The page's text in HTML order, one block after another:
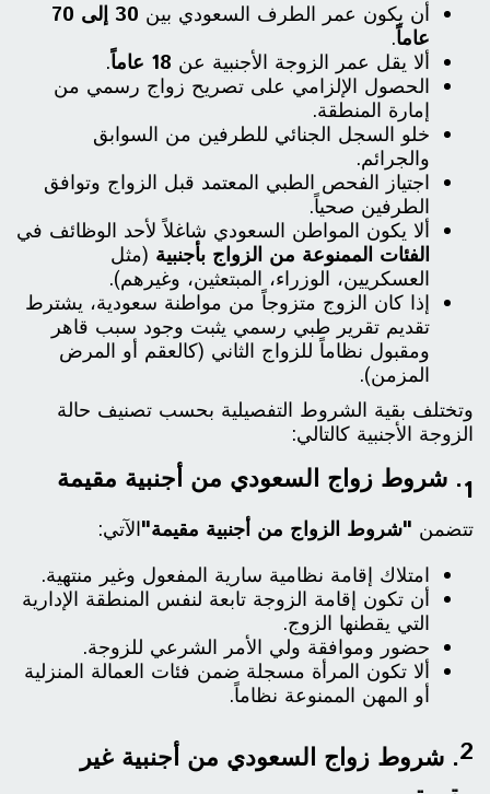
أن يكون عمر الطرف السعودي بين
30 إلى 70
عاماً.
ألا يقل عمر الزوجة الأجنبية عن 18 عاماً
.
الحصول الإلزامي على تصريح زواج رسمي من
إمارة المنطقة.
خلو السجل الجنائي للطرفين من السوابق
والجرائم.
اجتياز الفحص الطبي المعتمد قبل الزواج وتوافق
الطرفين صحياً.
ألا يكون المواطن السعودي شاغلاً لأحد الوظائف في
الفئات الممنوعة من الزواج بأجنبية (مثل
العسكريين، الوزراء، المبتعثين، وغيرهم).
إذا كان الزوج متزوجاً من مواطنة سعودية، يشترط
تقديم تقرير طبي رسمي يثبت وجود سبب قاهر
ومقبول نظاماً للزواج الثاني (كالعقم أو المرض
المزمن).
وتختلف بقية الشروط التفصيلية بحسب تصنيف حالة
الزوجة الأجنبية كالتالي:
1. شروط زواج السعودي من أجنبية مقيمة
تتضمن "شروط الزواج من أجنبية مقيمة"الآتي:
امتلاك إقامة نظامية سارية المفعول وغير منتهية.
أن تكون إقامة الزوجة تابعة لنفس المنطقة الإدارية
التي يقطنها الزوج.
حضور وموافقة ولي الأمر الشرعي للزوجة.
ألا تكون المرأة مسجلة ضمن فئات العمالة المنزلية
أو المهن الممنوعة نظاماً.
2. شروط زواج السعودي من أجنبية غير